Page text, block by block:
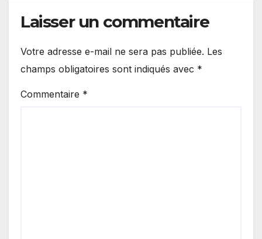
Laisser un commentaire
Votre adresse e-mail ne sera pas publiée. Les
champs obligatoires sont indiqués avec *
Commentaire *